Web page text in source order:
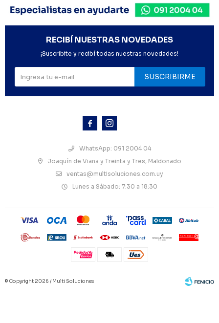
 
WhatsApp: 091 2004 04
Joaquín de Viana y Treinta y Tres, Maldonado
ventas@multisoluciones.com.uy
Lunes a Sábado: 7:30 a 18:30
RECIBÍ NUESTRAS NOVEDADES
¡Suscribite y recibí todas nuestras novedades!
SUSCRIBIRME
© Copyright 2026 / Multi Soluciones